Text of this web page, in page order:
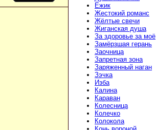
Ёжик
Жестокий романс
Жёлтые свечи
Жиганская душа
За здоровье за моё
Замёрзшая герань
Заочница
Запретная зона
Заряженный наган
Зэчка
Изба
Калина
Караван
Колесница
Колечко
Колокола